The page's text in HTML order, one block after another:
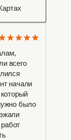
всего
начали
было